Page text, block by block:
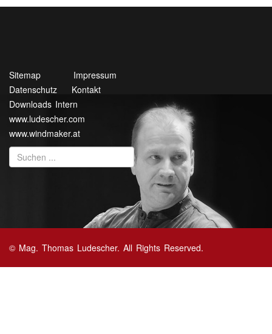
Sitemap
Impressum
Datenschutz
Kontakt
Downloads Intern
www.ludescher.com
www.windmaker.at
© Mag. Thomas Ludescher. All Rights Reserved.